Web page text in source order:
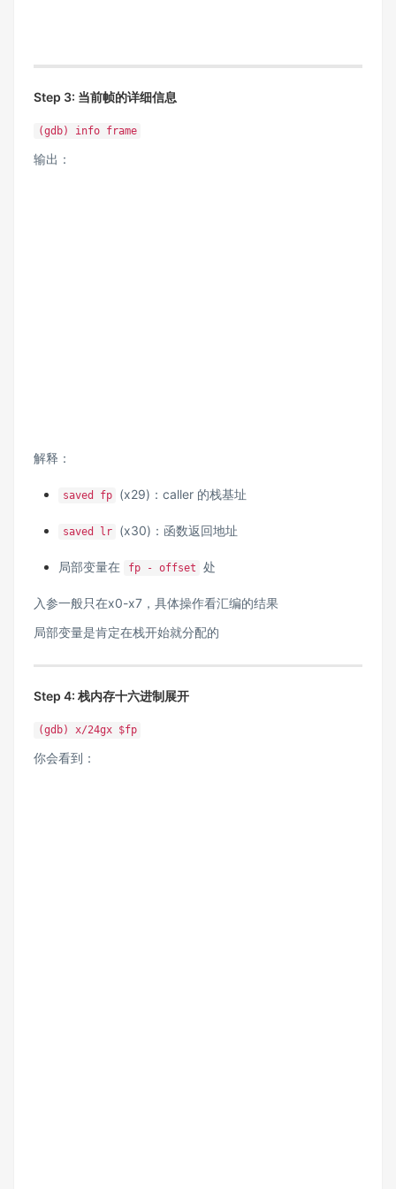
Step 3: 当前帧的详细信息
(gdb) info frame
输出：
解释：
saved fp (x29)：caller 的栈基址
saved lr (x30)：函数返回地址
局部变量在 fp - offset 处
入参一般只在x0-x7，具体操作看汇编的结果
局部变量是肯定在栈开始就分配的
Step 4: 栈内存十六进制展开
(gdb) x/24gx $fp
你会看到：